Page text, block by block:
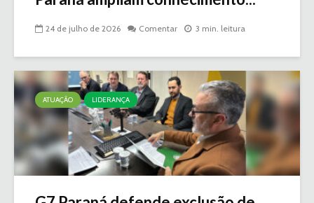
24 de julho de 2026 Comentar 3 min. leitura
ATUAÇÃO LIDERANÇA